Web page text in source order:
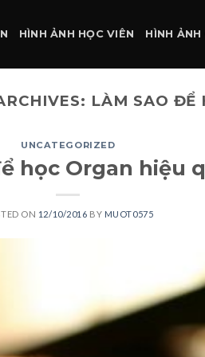
HÌNH ẢNH HỌC VIÊN HÌNH
LÀM SAO ĐỂ
UNCATEGORIZED
học Organ hiệu
ON 12/10/2016 BY MUOT0575